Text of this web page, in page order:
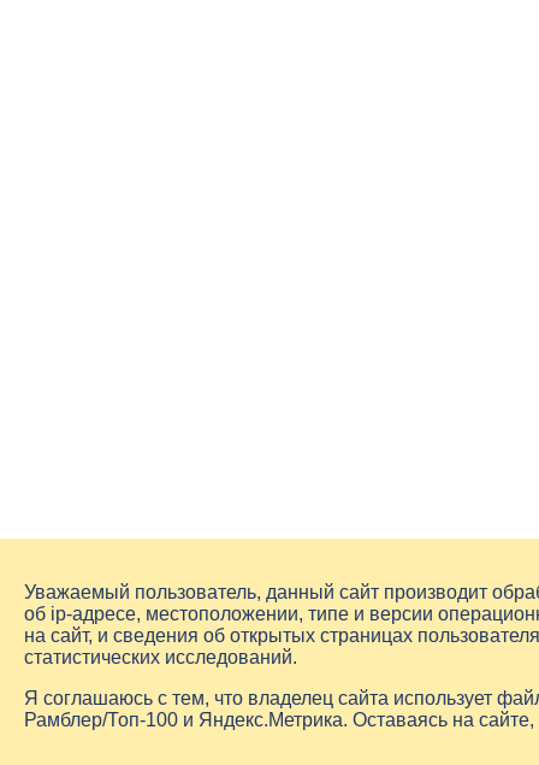
Уважаемый пользователь, данный сайт производит
об ip-адресе, местоположении, типе и версии
на сайт, и сведения об открытых страницах
статистических исследований.
Я соглашаюсь с тем, что владелец сайта использует
Рамблер/Топ-100 и Яндекс.Метрика. Оставаясь на